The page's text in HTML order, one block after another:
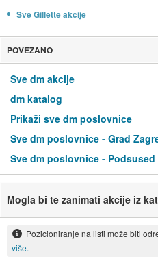
Sve Gillette akcije
POVEZANO
Sve dm akcije
dm katalog
Prikaži sve dm poslovnice
Sve dm poslovnice - Grad
Sve dm poslovnice - Podsused
Mogla bi te zanimati akcije iz
Pozicioniranje na listi može biti
više.